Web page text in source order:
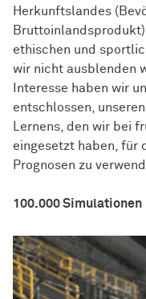
Herkunftslandes
ethischen und
wir nicht ausblenden
Interesse haben wir
entschlossen,
Lernens, den wir bei
eingesetzt haben, für
Prognosen zu
100.000 Simulationen